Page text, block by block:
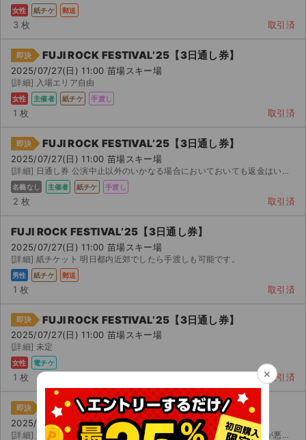
女性 紙チケ 郵送
3 枚 取引済
即決 FUJI ROCK FESTIVAL’25【3日通し券】
2025/07/27(日) 11:00 苗場スキー場
[詳細] 入場エリア自由
女性 主催者 紙チケ 手渡し
1 枚 取引済
即決 FUJI ROCK FESTIVAL’25【3日通し券】
2025/07/27(日) 11:00 苗場スキー場
[詳細] 日通し券 公演中止以外のいかなる場合においておいても返金はいたしませんのでご了承ください。
名義なし 主催者 紙チケ 手渡し
2 枚 取引済
FUJI ROCK FESTIVAL’25【3日通し券】
2025/07/27(日) 11:00 苗場スキー場
[詳細] 紙チケット 明日都内近郊でしたら手渡しも可能です。
男性 紙チケ 郵送
1 枚 取引済
即決 FUJI ROCK FESTIVAL’25【3日通し券】
2025/07/27(日) 11:00 苗場スキー場
[詳細] 未定
女性 電チケ
1 枚 取引済
即決 FUJI ROCK FESTIVAL’25【3日通し券】
2025/07/27(日) 11:00 苗場スキー場
[詳細] 入場券 スマフレ会員先行にて購入しましたが、同行者の都合が悪くなったため、購入価格以下で出品し...
×